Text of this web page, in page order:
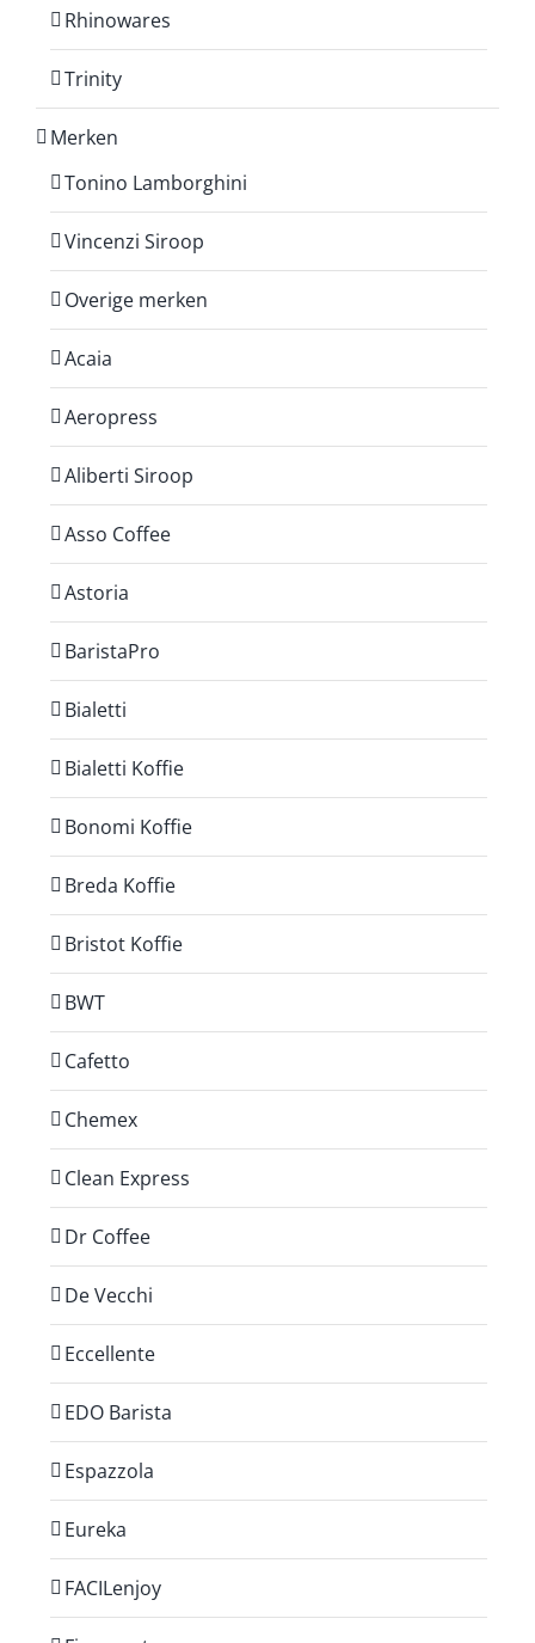
Rhinowares
Trinity
Merken
Tonino Lamborghini
Vincenzi Siroop
Overige merken
Acaia
Aeropress
Aliberti Siroop
Asso Coffee
Astoria
BaristaPro
Bialetti
Bialetti Koffie
Bonomi Koffie
Breda Koffie
Bristot Koffie
BWT
Cafetto
Chemex
Clean Express
Dr Coffee
De Vecchi
Eccellente
EDO Barista
Espazzola
Eureka
FACILenjoy